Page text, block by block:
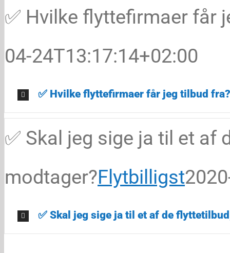
✅ Hvilke flyttefirmaer får
04-24T13:17:14+02:00
✅ Hvilke flyttefirmaer får jeg tilbud fra?
✅ Skal jeg sige ja til et af
modtager?Flytbilligst
✅ Skal jeg sige ja til et af de